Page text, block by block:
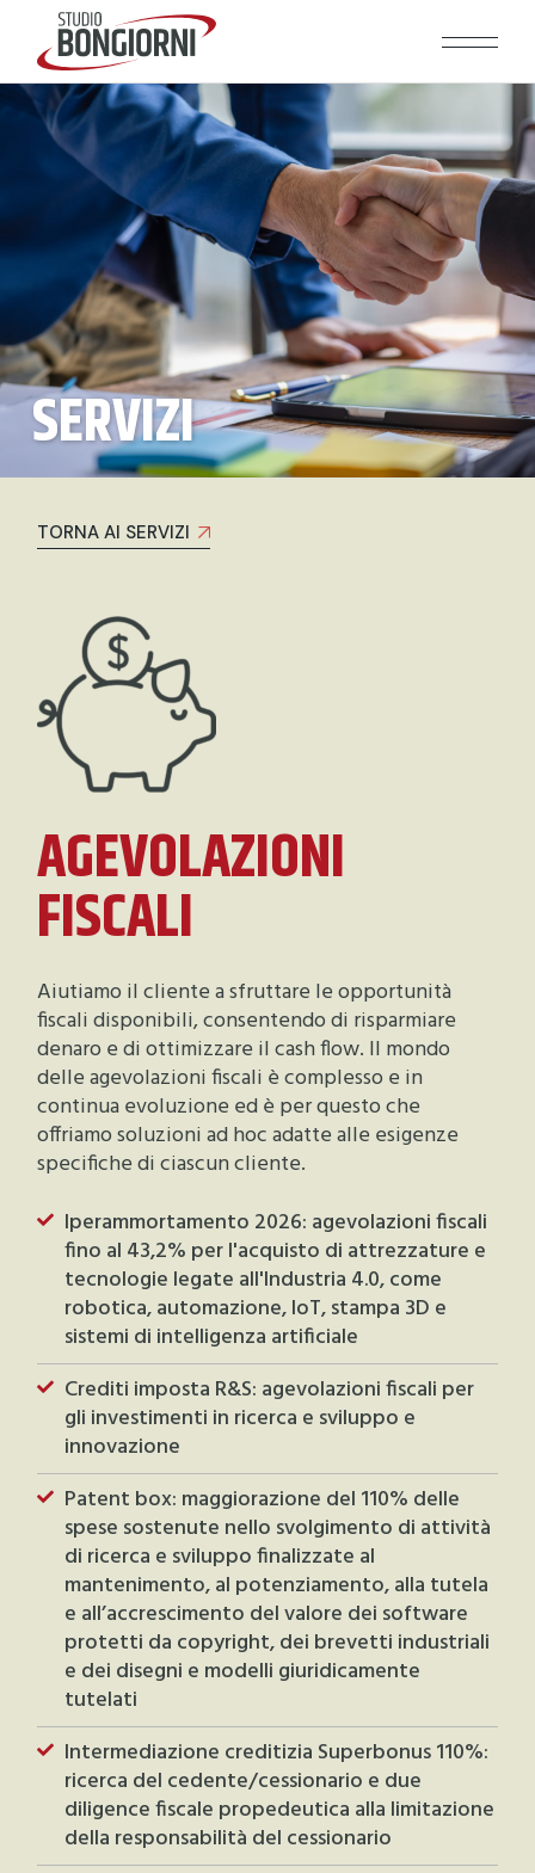
SERVIZI
TORNA AI SERVIZI
AGEVOLAZIONI
FISCALI
Aiutiamo il cliente a sfruttare le opportunità
fiscali disponibili, consentendo di risparmiare
denaro e di ottimizzare il cash flow. Il mondo
delle agevolazioni fiscali è complesso e in
continua evoluzione ed è per questo che
offriamo soluzioni ad hoc adatte alle esigenze
specifiche di ciascun cliente.
Iperammortamento 2026: agevolazioni fiscali
fino al 43,2% per l'acquisto di attrezzature e
tecnologie legate all'Industria 4.0, come
robotica, automazione, IoT, stampa 3D e
sistemi di intelligenza artificiale
Crediti imposta R&S: agevolazioni fiscali per
gli investimenti in ricerca e sviluppo e
innovazione
Patent box: maggiorazione del 110% delle
spese sostenute nello svolgimento di attività
di ricerca e sviluppo finalizzate al
mantenimento, al potenziamento, alla tutela
e all’accrescimento del valore dei software
protetti da copyright, dei brevetti industriali
e dei disegni e modelli giuridicamente
tutelati
Intermediazione creditizia Superbonus 110%:
ricerca del cedente/cessionario e due
diligence fiscale propedeutica alla limitazione
della responsabilità del cessionario